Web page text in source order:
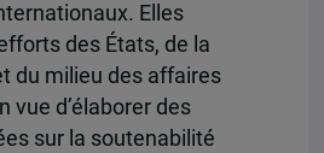
Elles
des États, de la
du milieu des affaires
vue d’élaborer des
sur la soutenabilité